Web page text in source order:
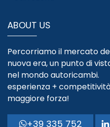
ABOUT US
Percorriamo il mercato
nuova era, un punto di
nel mondo autoricambi.
esperienza +
maggiore forza!
+39 335 752